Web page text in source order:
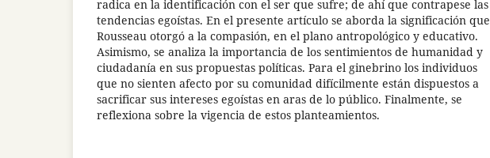
radica en la identificación con el ser que sufre; de ahí que contrapese las
tendencias egoístas. En el presente artículo se aborda la significación que
Rousseau otorgó a la compasión, en el plano antropológico y educativo.
Asimismo, se analiza la importancia de los sentimientos de humanidad y
ciudadanía en sus propuestas políticas. Para el ginebrino los individuos
que no sienten afecto por su comunidad difícilmente están dispuestos a
sacrificar sus intereses egoístas en aras de lo público. Finalmente, se
reflexiona sobre la vigencia de estos planteamientos.